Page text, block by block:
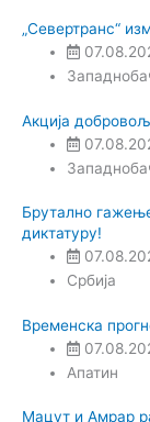
„Севертранс“
Акција
Брутално
диктатуру!
Србија
Временска
Апатин
Мацут и Амрар